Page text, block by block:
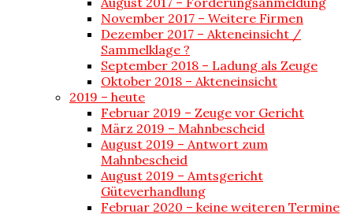
November 2017 – Weitere Firmen
Dezember 2017 – Akteneinsicht /
Sammelklage ?
September 2018 – Ladung als Zeuge
Oktober 2018 – Akteneinsicht
2019 – heute
Februar 2019 – Zeuge vor Gericht
März 2019 – Mahnbescheid
August 2019 – Antwort zum
Mahnbescheid
August 2019 – Amtsgericht
Güteverhandlung
Februar 2020 – keine weiteren Termine